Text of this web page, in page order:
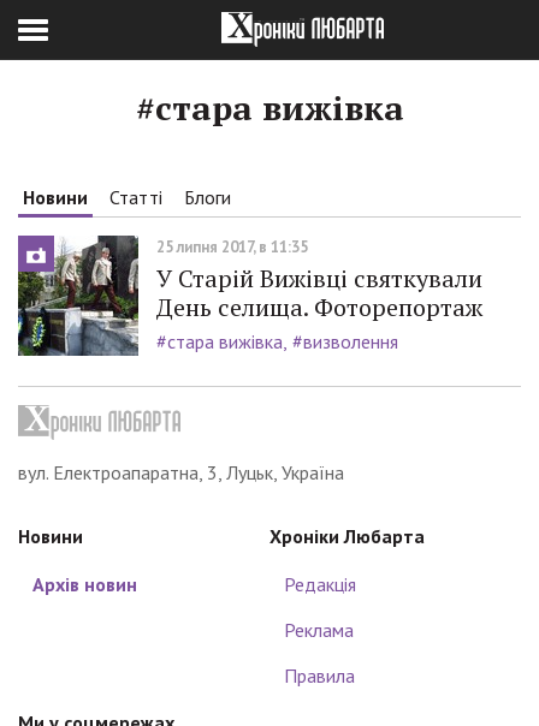
#стара вижівка
Новини Статті Блоги
25 липня 2017, в 11:35
У Старій Вижівці святкували
День селища. Фоторепортаж
#стара вижівка #визволення
вул. Електроапаратна, 3, Луцьк, Україна
Новини
Архів новин
Хроніки Любарта
Редакція
Реклама
Правила